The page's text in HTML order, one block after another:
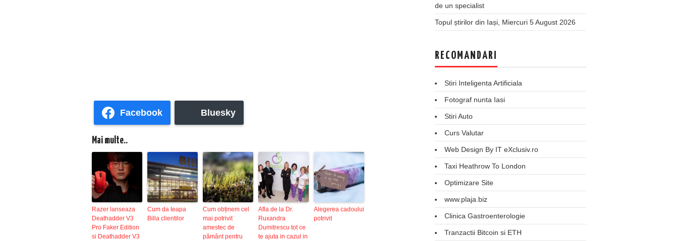
Facebook Bluesky
Mai multe..
Razer lanseaza
Deathadder V3
Pro Faker Edition
si Deathadder V3
Cum da teapa
Billa clientilor
Cum obținem cel
mai potrivit
amestec de
pământ pentru
Afla de la Dr.
Ruxandra
Dumitrescu tot ce
te ajuta in cazul in
Alegerea cadoului
potrivit
de un specialist
Topul știrilor din Iași, Miercuri 5 August 2026
RECOMANDARI
Stiri Inteligenta Artificiala
Fotograf nunta Iasi
Stiri Auto
Curs Valutar
Web Design By IT eXclusiv.ro
Taxi Heathrow To London
Optimizare Site
www.plaja.biz
Clinica Gastroenterologie
Tranzactii Bitcoin si ETH